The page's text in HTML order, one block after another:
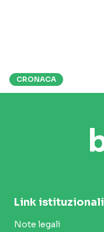
CRONACA
Link istituzionali
Note legali